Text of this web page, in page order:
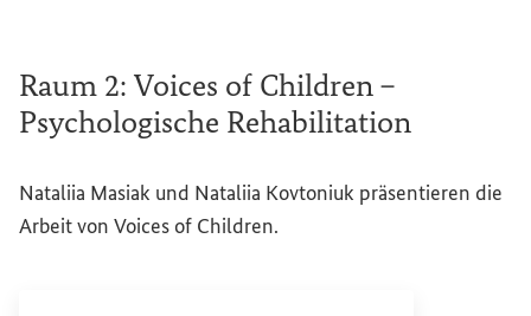
Raum 2: Voices of Children–
Psychologische Rehabilitation
Nataliia Masiak und Nataliia Kovtoniuk präsentieren die
Arbeit von Voices of Children.